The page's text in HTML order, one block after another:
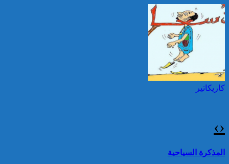
حرائق الغابات : الاتحاد
الأوروبي يعبئ إمكانياته
لدعم فرنسا والبرتغال
بالمناطق الحضرية خلال
السلام بمناسبة ذكرى عيد
العرش المجيد
المجيد
توقيف شخصين هددا شرطيا
بسكينين خلال محاولة سرقة ليلا
تقرير: 67,7% من الأشخاص في
وضعية إعاقة لم يبلغوا أي مستوى
كاريكاتير
‹
›
المذكرة السياحية